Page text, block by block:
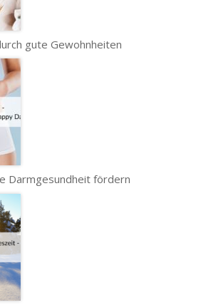
gute Gewohnheiten
Darmgesundheit fördern